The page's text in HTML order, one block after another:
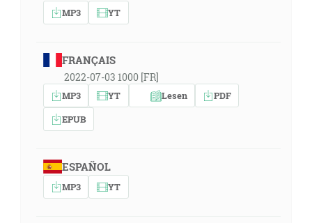
MP3 YT
FRANÇAIS
2022-07-03 1000 [FR]
MP3 YT Lesen
PDF
EPUB
ESPAÑOL
MP3 YT